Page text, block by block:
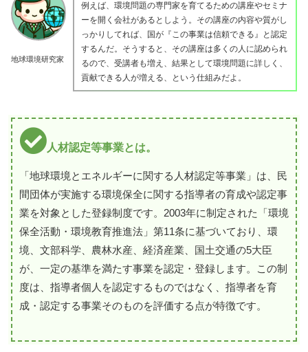
地球環境研究家
例えば、環境問題の専門家を育てるための講座やセミナ
ーを開く会社があるとしよう。その講座の内容や質がし
っかりしてれば、国が『この事業は信頼できる』と認定
するんだ。そうすると、その講座は多くの人に認められ
るので、受講者も増え、結果として環境問題に詳しく、
貢献できる人が増える、という仕組みだよ。
人材認定等事業とは。
「地球環境とエネルギーに関する人材認定等事業」は、民
間団体が実施する環境保全に関する指導者の育成や認定事
業を対象とした登録制度です。2003年に制定された「環境
保全活動・環境教育推進法」第11条に基づいており、環
境、文部科学、農林水産、経済産業、国土交通の5大臣
が、一定の基準を満たす事業を認定・登録します。この制
度は、指導者個人を認定するものではなく、指導者を育
成・認定する事業そのものを評価する点が特徴です。